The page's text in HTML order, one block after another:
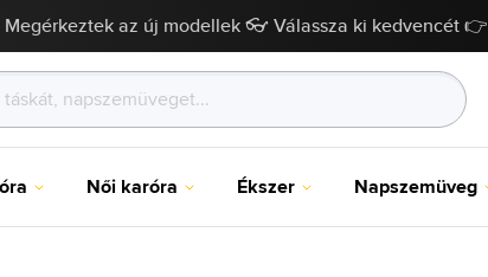
Megérkeztek az új modellek 👓 Válassza ki kedvencét 👉
Női karóra Ékszer Napszemüveg